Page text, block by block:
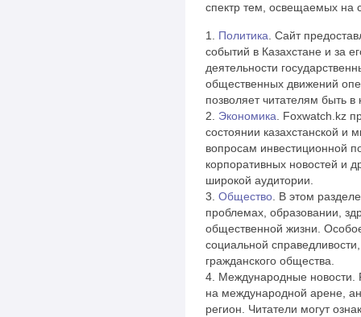
спектр тем, освещаемых на
1. Политика . Сайт
событий в Казахстане и за
деятельности
общественных движений
позволяет читателям быть
2. Экономика . Foxwatch.kz
состоянии казахстанской и
вопросам инвестиционной
корпоративных новостей и
широкой аудитории.
3. Общество . В этом
проблемах, образовании,
общественной жизни.
социальной
гражданского общества.
4. Международные новости.
на международной арене,
регион. Читатели могут